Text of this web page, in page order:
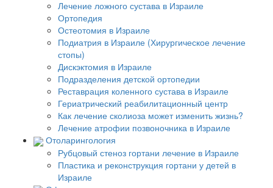
Лечение ложного сустава в Израиле
Ортопедия
Остеотомия в Израиле
Подиатрия в Израиле (Хирургическое лечение
стопы)
Дискэктомия в Израиле
Подразделения детской ортопедии
Реставрация коленного сустава в Израиле
Гериатрический реабилитационный центр
Как лечение сколиоза может изменить жизнь?
Лечение атрофии позвоночника в Израиле
Отоларингология
Рубцовый стеноз гортани лечение в Израиле
Пластика и реконструкция гортани у детей в
Израиле